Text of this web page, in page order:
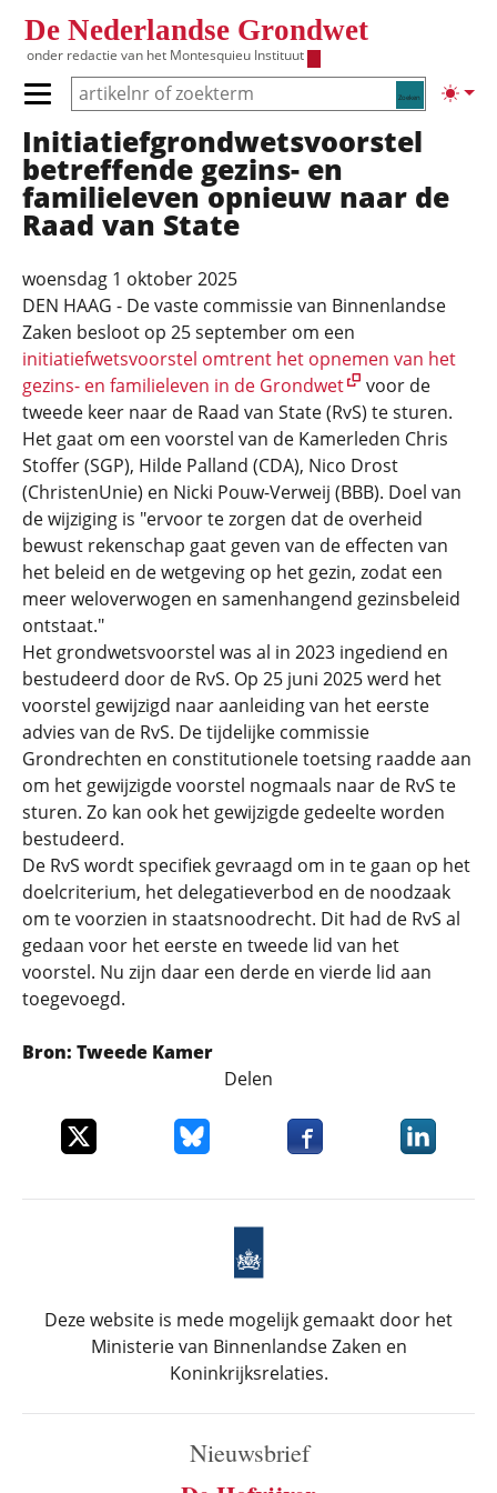
De Nederlandse Grondwet
onder redactie van het Montesquieu Instituut
Zoeken
Primair menu tonen/verbergen
Hoofdnavigatie
Initiatiefgrondwetsvoorstel
betreffende gezins- en
familieleven opnieuw naar de
Raad van State
woensdag 1 oktober 2025
DEN HAAG - De vaste commissie van Binnenlandse
Zaken besloot op 25 september om een
initiatiefwetsvoorstel omtrent het opnemen van het
gezins- en familieleven in de Grondwet
voor de
tweede keer naar de Raad van State (RvS) te sturen.
Het gaat om een voorstel van de Kamerleden Chris
Stoffer (SGP), Hilde Palland (CDA), Nico Drost
(ChristenUnie) en Nicki Pouw-Verweij (BBB). Doel van
de wijziging is "ervoor te zorgen dat de overheid
bewust rekenschap gaat geven van de effecten van
het beleid en de wetgeving op het gezin, zodat een
meer weloverwogen en samenhangend gezinsbeleid
ontstaat."
Het grondwetsvoorstel was al in 2023 ingediend en
bestudeerd door de RvS. Op 25 juni 2025 werd het
voorstel gewijzigd naar aanleiding van het eerste
advies van de RvS. De tijdelijke commissie
Grondrechten en constitutionele toetsing raadde aan
om het gewijzigde voorstel nogmaals naar de RvS te
sturen. Zo kan ook het gewijzigde gedeelte worden
bestudeerd.
De RvS wordt specifiek gevraagd om in te gaan op het
doelcriterium, het delegatieverbod en de noodzaak
om te voorzien in staatsnoodrecht. Dit had de RvS al
gedaan voor het eerste en tweede lid van het
voorstel. Nu zijn daar een derde en vierde lid aan
toegevoegd.
Bron: Tweede Kamer
Delen
Deel dit item op XDeel dit item op Bluesky
Deel dit item opDeel dit
Deze website is mede mogelijk gemaakt door het
Ministerie van Binnenlandse Zaken en
Koninkrijksrelaties.
Nieuwsbrief